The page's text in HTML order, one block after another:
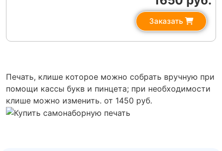
Заказать
Печать, клише которое можно собрать вручную при
помощи кассы букв и пинцета; при необходимости
клише можно изменить. от 1450 руб.